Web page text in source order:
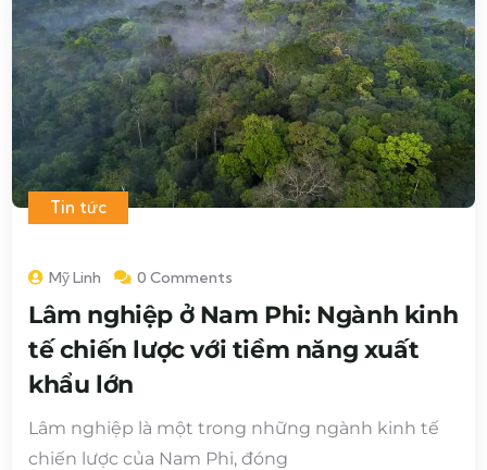
Tin tức
Mỹ Linh 0 Comments
Lâm nghiệp ở Nam Phi: Ngành kinh
tế chiến lược với tiềm năng xuất
khẩu lớn
Lâm nghiệp là một trong những ngành kinh tế
chiến lược của Nam Phi, đóng